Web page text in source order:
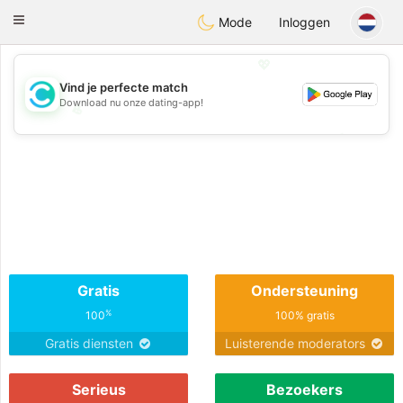
olombiaCitas
Toggle
Mode Inloggen
💖
💕
Vind je perfecte match
Download nu onze dating-app!
Gratis
100%
Gratis diensten
Ondersteuning
100% gratis
Luisterende moderators
Serieus Bezoekers